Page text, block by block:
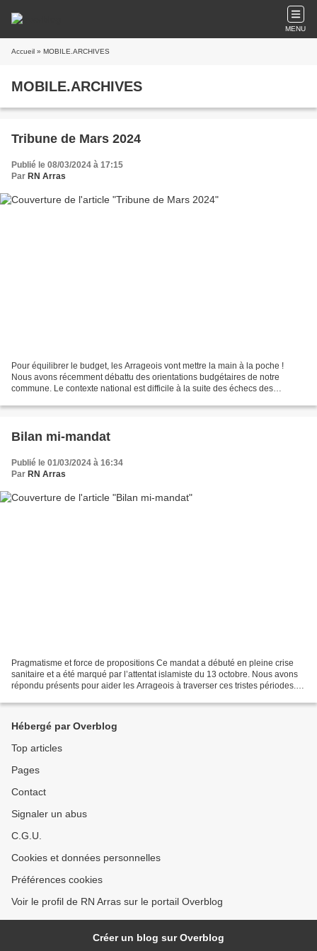
MENU
Accueil » MOBILE.ARCHIVES
MOBILE.ARCHIVES
Tribune de Mars 2024
Publié le 08/03/2024 à 17:15
Par RN Arras
Pour équilibrer le budget, les Arrageois vont mettre la main à la poche !
Nous avons récemment débattu des orientations budgétaires de notre
commune. Le contexte national est difficile à la suite des échecs des
Bilan mi-mandat
Publié le 01/03/2024 à 16:34
Par RN Arras
Pragmatisme et force de propositions Ce mandat a débuté en pleine crise
sanitaire et a été marqué par l’attentat islamiste du 13 octobre. Nous avons
répondu présents pour aider les Arrageois à traverser ces tristes périodes.
Hébergé par Overblog
Top articles
Pages
Contact
Signaler un abus
C.G.U.
Cookies et données personnelles
Préférences cookies
Voir le profil de RN Arras sur le portail Overblog
Créer un blog sur Overblog